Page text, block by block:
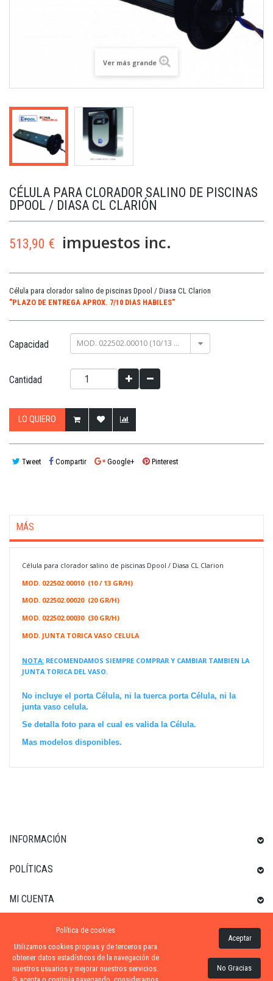
Ver más grande
CÉLULA PARA CLORADOR SALINO DE PISCINAS
DPOOL / DIASA CL CLARIÓN
513,90 € impuestos inc.
Célula para clorador salino de piscinas Dpool / Diasa CL Clarion
"PLAZO DE ENTREGA APROX. 7/10 DIAS HABILES"
Capacidad MOD. 022502.00010 (10/13 GR/H)
Cantidad
LO QUIERO
Tweet Compartir Google+ Pinterest
MÁS
Célula para clorador salino de piscinas Dpool / Diasa CL Clarion
MOD. 022502.00010 (10 / 13 GR/H)
MOD. 022502.00020 (20 GR/H)
MOD. 022502.00030 (30 GR/H)
MOD. JUNTA TORICA VASO CELULA
NOTA: RECOMENDAMOS SIEMPRE COMPRAR Y CAMBIAR TAMBIEN LA
JUNTA TORICA DEL VASO.
No incluye el porta Célula, ni la tuerca porta Célula, ni la
junta vaso celula.
Se detalla foto para el cual es valida la Célula.
Mas modelos disponibles.
INFORMACIÓN
POLÍTICAS
MI CUENTA
INFORMACIÓN SOBRE LA TIENDA
Política de cookies
Utilizamos cookies propias y de terceros para
obtener datos estadísticos de la navegación de
nuestros usuarios y mejorar nuestros servicios.
Aceptar
No Gracias